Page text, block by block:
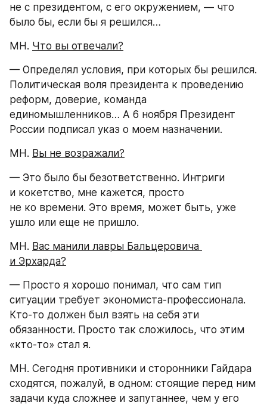
не с президентом, с его окружением, — что
было бы, если бы я решился…
МН. Что вы отвечали?
— Определял условия, при которых бы решился.
Политическая воля президента к проведению
реформ, доверие, команда
единомышленников… А 6 ноября Президент
России подписал указ о моем назначении.
МН. Вы не возражали?
— Это было бы безответственно. Интриги
и кокетство, мне кажется, просто
не ко времени. Это время, может быть, уже
ушло или еще не пришло.
МН. Вас манили лавры Бальцеровича
и Эрхарда?
— Просто я хорошо понимал, что сам тип
ситуации требует экономиста-профессионала.
Кто-то должен был взять на себя эти
обязанности. Просто так сложилось, что этим
«кто-то» стал я.
МН. Сегодня противники и сторонники Гайдара
сходятся, пожалуй, в одном: стоящие перед ним
задачи куда сложнее и запутаннее, чем у его